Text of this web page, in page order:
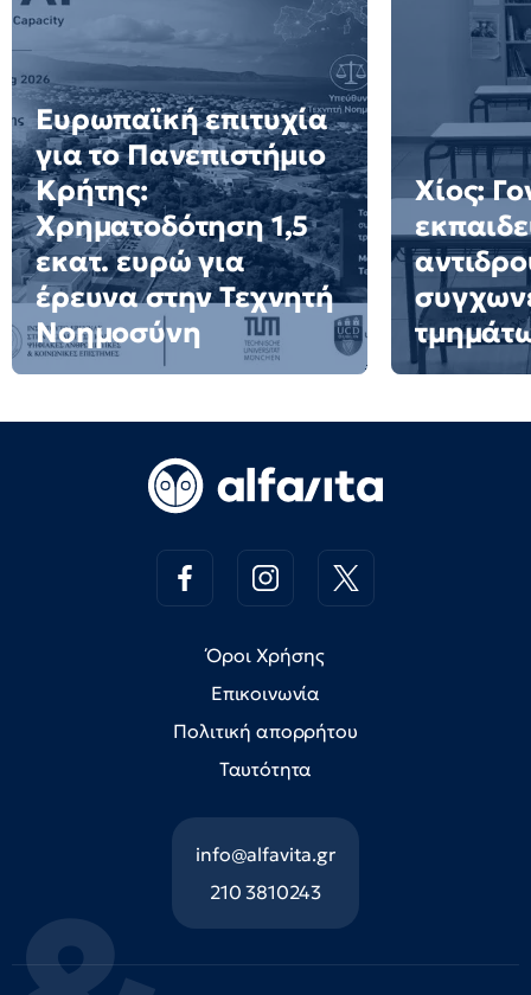
Ευρωπαϊκή επιτυχία
για το Πανεπιστήμιο
Κρήτης:
Χρηματοδότηση 1,5
εκατ. ευρώ για
έρευνα στην Τεχνητή
Νοημοσύνη
Χίος:
Όροι Χρήσης
Επικοινωνία
Πολιτική απορρήτου
Ταυτότητα
info@alfavita.gr
210 3810243